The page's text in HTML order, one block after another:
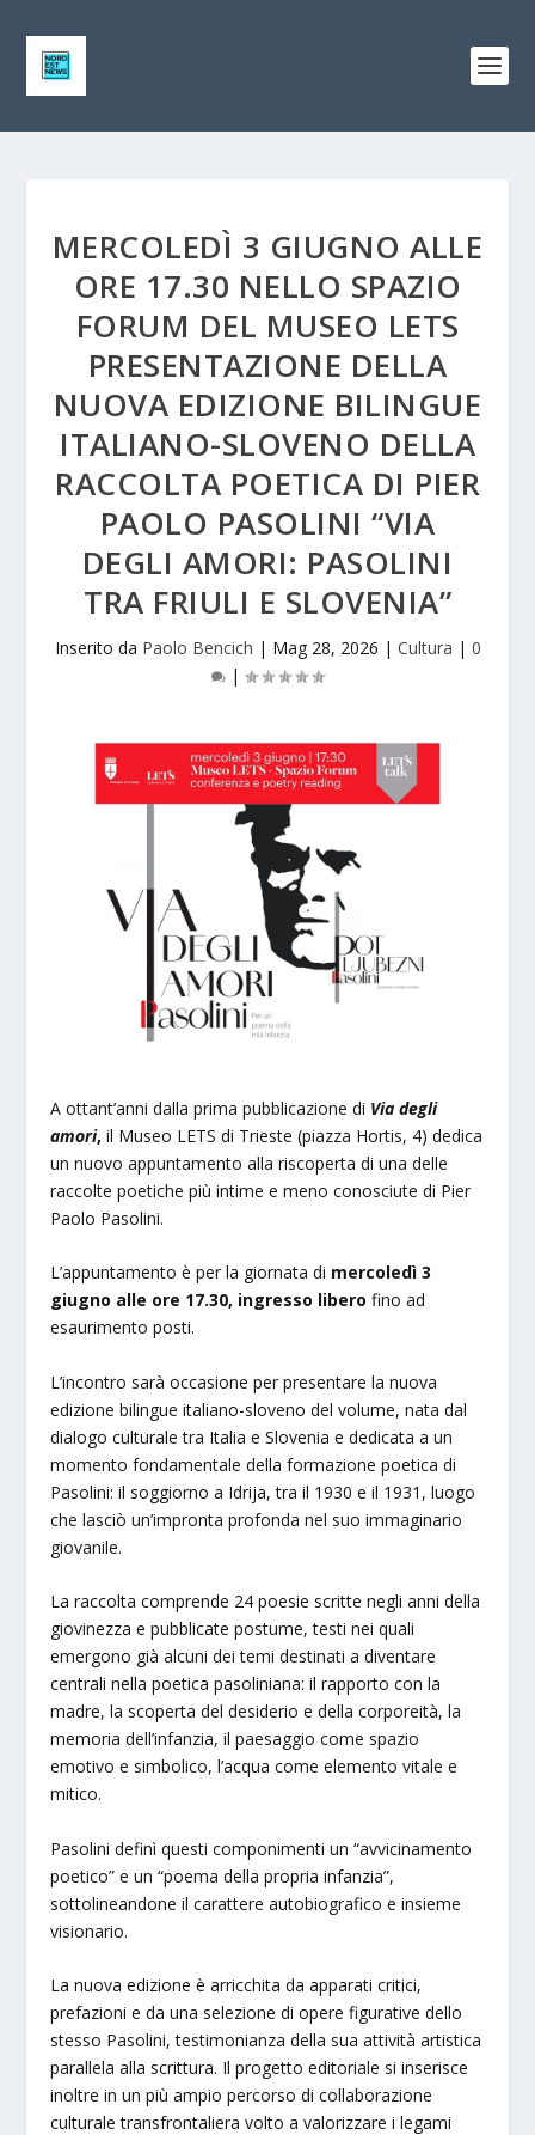
MERCOLEDÌ 3 GIUGNO ALLE
ORE 17.30 NELLO SPAZIO
FORUM DEL MUSEO LETS
PRESENTAZIONE DELLA
NUOVA EDIZIONE BILINGUE
ITALIANO-SLOVENO DELLA
RACCOLTA POETICA DI PIER
PAOLO PASOLINI “VIA
DEGLI AMORI: PASOLINI
TRA FRIULI E SLOVENIA”
Inserito da Paolo Bencich | Mag 28, 2026 | Cultura | 0
|
A ottant’anni dalla prima pubblicazione di Via degli
amori, il Museo LETS di Trieste (piazza Hortis, 4) dedica
un nuovo appuntamento alla riscoperta di una delle
raccolte poetiche più intime e meno conosciute di Pier
Paolo Pasolini.
L’appuntamento è per la giornata di mercoledì 3
giugno alle ore 17.30, ingresso libero fino ad
esaurimento posti.
L’incontro sarà occasione per presentare la nuova
edizione bilingue italiano-sloveno del volume, nata dal
dialogo culturale tra Italia e Slovenia e dedicata a un
momento fondamentale della formazione poetica di
Pasolini: il soggiorno a Idrija, tra il 1930 e il 1931, luogo
che lasciò un’impronta profonda nel suo immaginario
giovanile.
La raccolta comprende 24 poesie scritte negli anni della
giovinezza e pubblicate postume, testi nei quali
emergono già alcuni dei temi destinati a diventare
centrali nella poetica pasoliniana: il rapporto con la
madre, la scoperta del desiderio e della corporeità, la
memoria dell’infanzia, il paesaggio come spazio
emotivo e simbolico, l’acqua come elemento vitale e
mitico.
Pasolini definì questi componimenti un “avvicinamento
poetico” e un “poema della propria infanzia”,
sottolineandone il carattere autobiografico e insieme
visionario.
La nuova edizione è arricchita da apparati critici,
prefazioni e da una selezione di opere figurative dello
stesso Pasolini, testimonianza della sua attività artistica
parallela alla scrittura. Il progetto editoriale si inserisce
inoltre in un più ampio percorso di collaborazione
culturale transfrontaliera volto a valorizzare i legami